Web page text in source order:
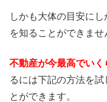
しかも大体の目安に
を知ることができませ
不動産が今最高でいく
るには下記の方法を
とができます。